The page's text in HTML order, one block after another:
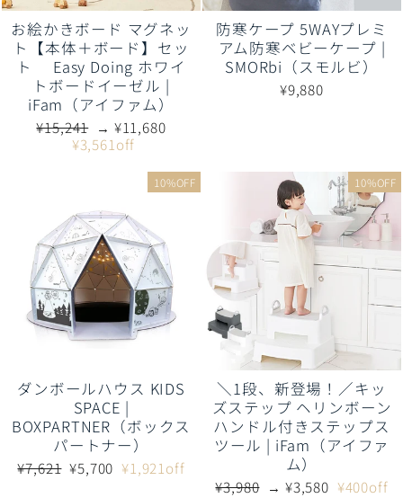
お絵かきボード マグネッ
ト【本体＋ボード】セッ
ト Easy Doing ホワイ
トボードイーゼル |
iFam（アイファム）
通
¥15,241 販
売
→ ¥11,680
¥3,561off
防寒ケープ 5WAYプレミ
アム防寒ベビーケープ |
SMORbi（スモルビ）
¥9,880
10%OFF
ダンボールハウス KIDS
SPACE |
BOXPARTNER（ボックス
パートナー）
通
¥7,621 販
¥5,700 ¥1,921off
10%OFF
＼1段、新登場！／キッ
ズステップ ヘリンボーン
ハンドル付きステップス
ツール | iFam（アイファ
ム）
通
¥3,980 販
→ ¥3,580 ¥400off